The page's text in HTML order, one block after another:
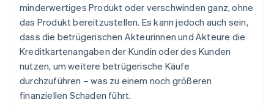
minderwertiges Produkt oder verschwinden ganz, ohne
das Produkt bereitzustellen. Es kann jedoch auch sein,
dass die betrügerischen Akteurinnen und Akteure die
Kreditkartenangaben der Kundin oder des Kunden
nutzen, um weitere betrügerische Käufe
durchzuführen – was zu einem noch größeren
finanziellen Schaden führt.